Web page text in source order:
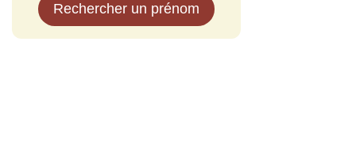
Rechercher un prénom